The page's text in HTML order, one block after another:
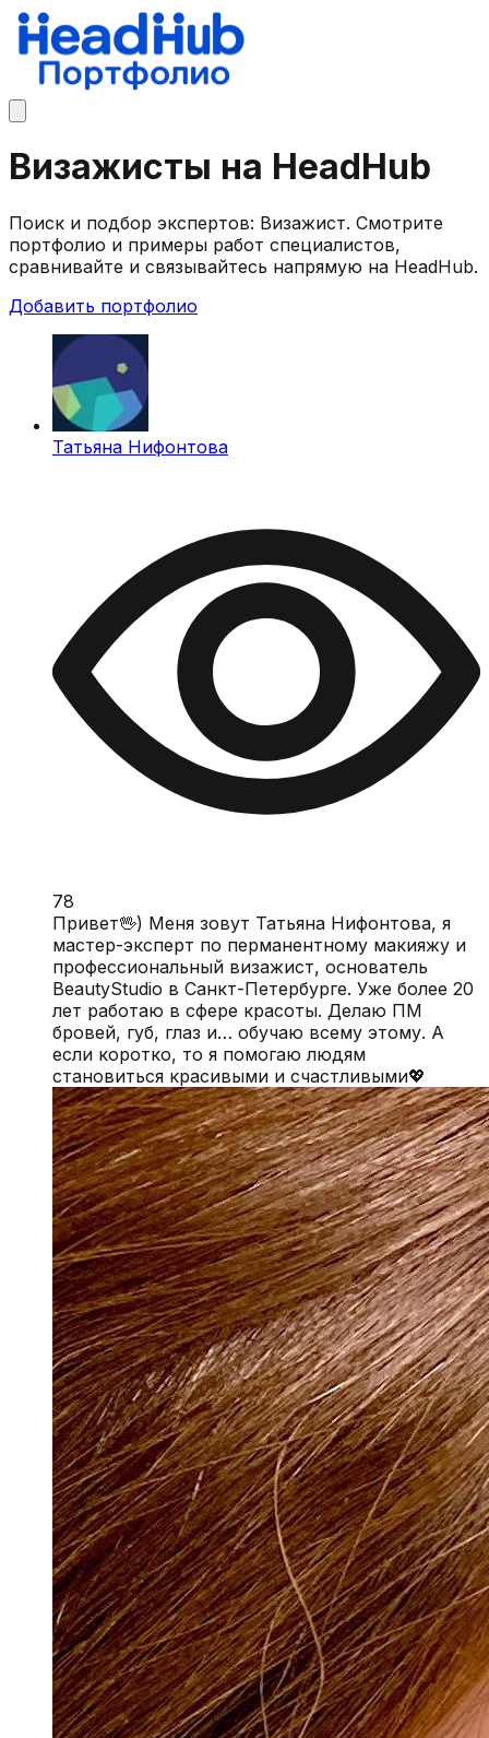
Визажисты на HeadHub
Поиск и подбор экспертов: Визажист. Смотрите
портфолио и примеры работ специалистов,
сравнивайте и связывайтесь напрямую на HeadHub.
Добавить портфолио
Татьяна Нифонтова
78
Привет🖖) Меня зовут Татьяна Нифонтова, я
мастер-эксперт по перманентному макияжу и
профессиональный визажист, основатель
BeautyStudio в Санкт-Петербурге. Уже более 20
лет работаю в сфере красоты. Делаю ПМ
бровей, губ, глаз и… обучаю всему этому. А
если коротко, то я помогаю людям
становиться красивыми и счастливыми💖